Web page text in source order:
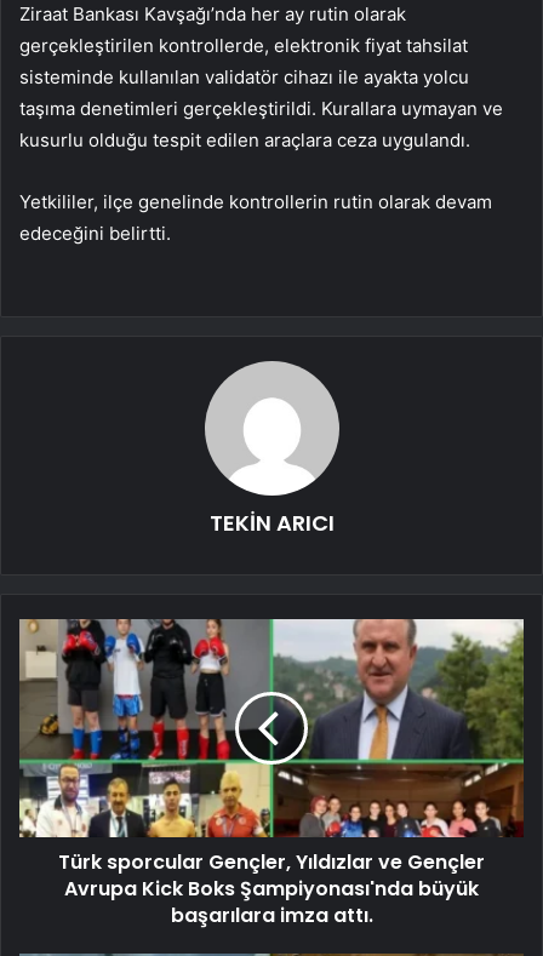
Ziraat Bankası Kavşağı’nda her ay rutin olarak
gerçekleştirilen kontrollerde, elektronik fiyat tahsilat
sisteminde kullanılan validatör cihazı ile ayakta yolcu
taşıma denetimleri gerçekleştirildi. Kurallara uymayan ve
kusurlu olduğu tespit edilen araçlara ceza uygulandı.
Yetkililer, ilçe genelinde kontrollerin rutin olarak devam
edeceğini belirtti.
TEKİN ARICI
Türk sporcular Gençler, Yıldızlar ve Gençler
Avrupa Kick Boks Şampiyonası'nda büyük
başarılara imza attı.